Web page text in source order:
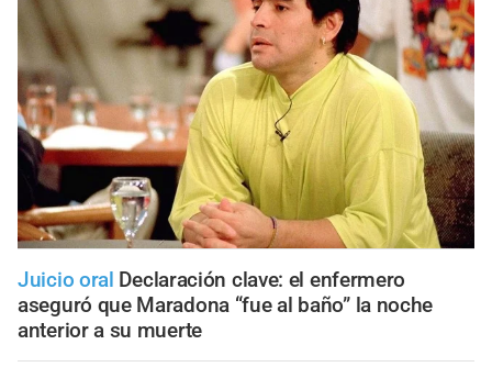
Juicio oral Declaración clave: el enfermero
aseguró que Maradona “fue al baño” la noche
anterior a su muerte